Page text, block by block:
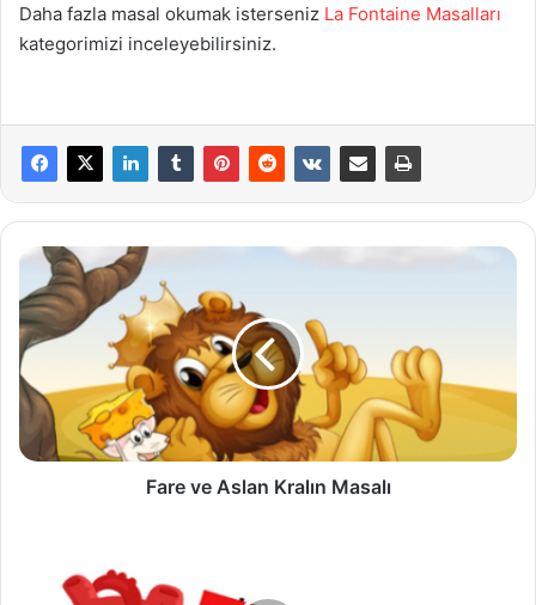
Daha fazla masal okumak isterseniz La Fontaine Masalları
kategorimizi inceleyebilirsiniz.
Fare
Aslan
Kralın
Masalı
Fare ve Aslan Kralın Masalı
Masalı